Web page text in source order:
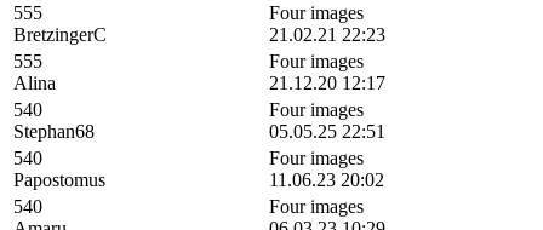
555
BretzingerC
Four images
21.02.21 22:23
555
Alina
Four images
21.12.20 12:17
540
Stephan68
Four images
05.05.25 22:51
540
Papostomus
Four images
11.06.23 20:02
540
Four images